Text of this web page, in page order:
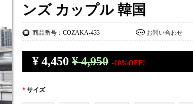
ンズ カップル 韓国
商品番号：COZAKA-433 お問い合わせ
¥ 4,450 ¥ 4,950 -10%OFF!
* サイズ